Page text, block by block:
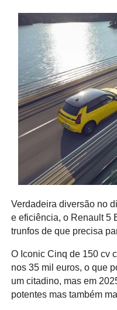
Verdadeira diversão no
e eficiência, o Renault 5
trunfos de que precisa
O Iconic Cinq de 150 cv
nos 35 mil euros, o que
um citadino, mas em
potentes mas também